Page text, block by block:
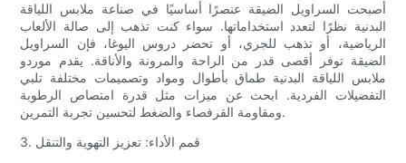
أصبحت السراويل الضيقة عنصرًا أساسيًا في صناعة ملابس اللياقة
البدنية نظرًا لتعدد استخداماتها. سواء كنت تذهب إلى صالة الألعاب
الرياضية، أو تذهب للجري، أو تحضر دروس اليوغا، فإن السراويل
الضيقة توفر أقصى قدر من الراحة والمرونة والأناقة. يقدم موردو
ملابس اللياقة البدنية طماق بأطوال ومواد وتصميمات مختلفة تلبي
التفضيلات الفردية. ابحث عن ميزات مثل قدرة امتصاص الرطوبة
ومقاومة القرفصاء والضغط لتحسين تجربة التمرين.
3. قمم الأداء: تعزيز التهوية والتنقل